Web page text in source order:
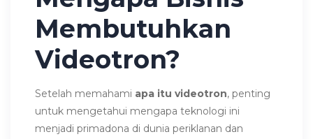
Membutuhkan
Videotron?
Setelah memahami apa itu videotron, penting
untuk mengetahui mengapa teknologi ini
menjadi primadona di dunia periklanan dan